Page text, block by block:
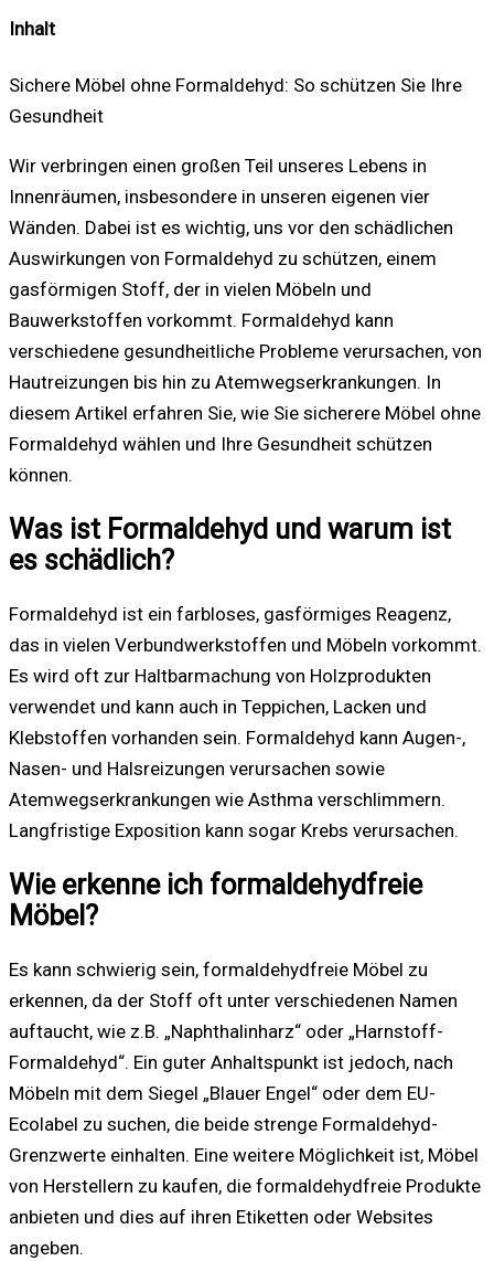
Inhalt
Sichere Möbel ohne Formaldehyd: So schützen Sie Ihre
Gesundheit
Wir verbringen einen großen Teil unseres Lebens in
Innenräumen, insbesondere in unseren eigenen vier
Wänden. Dabei ist es wichtig, uns vor den schädlichen
Auswirkungen von Formaldehyd zu schützen, einem
gasförmigen Stoff, der in vielen Möbeln und
Bauwerkstoffen vorkommt. Formaldehyd kann
verschiedene gesundheitliche Probleme verursachen, von
Hautreizungen bis hin zu Atemwegserkrankungen. In
diesem Artikel erfahren Sie, wie Sie sicherere Möbel ohne
Formaldehyd wählen und Ihre Gesundheit schützen
können.
Was ist Formaldehyd und warum ist
es schädlich?
Formaldehyd ist ein farbloses, gasförmiges Reagenz,
das in vielen Verbundwerkstoffen und Möbeln vorkommt.
Es wird oft zur Haltbarmachung von Holzprodukten
verwendet und kann auch in Teppichen, Lacken und
Klebstoffen vorhanden sein. Formaldehyd kann Augen-,
Nasen- und Halsreizungen verursachen sowie
Atemwegserkrankungen wie Asthma verschlimmern.
Langfristige Exposition kann sogar Krebs verursachen.
Wie erkenne ich formaldehydfreie
Möbel?
Es kann schwierig sein, formaldehydfreie Möbel zu
erkennen, da der Stoff oft unter verschiedenen Namen
auftaucht, wie z.B. „Naphthalinharz“ oder „Harnstoff-
Formaldehyd“. Ein guter Anhaltspunkt ist jedoch, nach
Möbeln mit dem Siegel „Blauer Engel“ oder dem EU-
Ecolabel zu suchen, die beide strenge Formaldehyd-
Grenzwerte einhalten. Eine weitere Möglichkeit ist, Möbel
von Herstellern zu kaufen, die formaldehydfreie Produkte
anbieten und dies auf ihren Etiketten oder Websites
angeben.